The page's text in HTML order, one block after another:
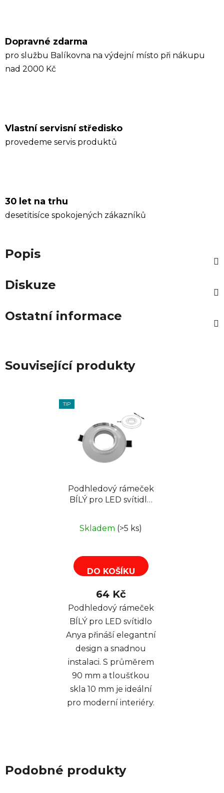
Dopravné zdarma
pro službu Balíkovna na výdejní místo při nákupu
nad 2000 Kč
Vlastní servisní středisko
provedeme servis produktů
30 let na trhu
desetitisíce spokojených zákazníků
Popis
Diskuze
Ostatní informace
Související produkty
TIP
Podhledový rámeček
BÍLÝ pro LED svítidlo
Skladem (>5 ks)
DO KOŠÍKU
64 Kč
Podhledový rámeček
BÍLÝ pro LED svítidlo
Anya přináší elegantní
design a snadnou
instalaci. S průměrem
90 mm a tloušťkou
skla 10 mm je ideální
pro moderní interiéry.
Podobné produkty